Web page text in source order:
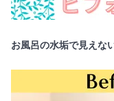
お風呂の水垢で見えな